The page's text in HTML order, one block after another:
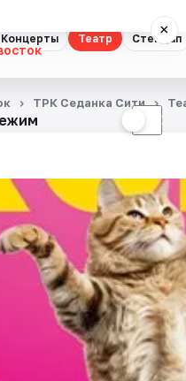
Концерты Театр Стендап
×
☾
ТРК Седанка Сити